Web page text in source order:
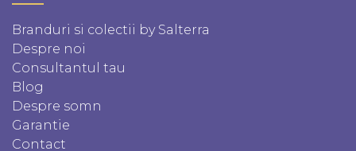
Branduri si colectii by Salterra
Despre noi
Consultantul tau
Blog
Despre somn
Garantie
Contact